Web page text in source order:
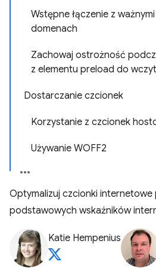
Wstępne łączenie z
domenach
Zachowaj ostrożność
z elementu preload do
Dostarczanie czcionek
Korzystanie z czcionek
Używanie WOFF2
Optymalizuj czcionki internetowe
podstawowych wskaźników
Katie Hempenius